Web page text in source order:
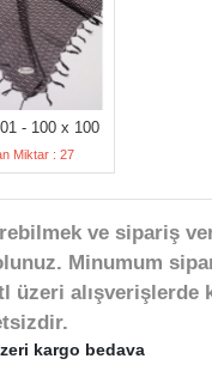
- 100 x 100
Miktar : 27
ve sipariş
Minumum
üzeri alışverişlerde
kargo bedava